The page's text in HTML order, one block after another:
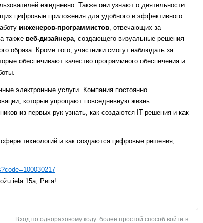
ежедневно. Также они узнают о деятельности
цифровые приложения для удобного и эффективного
инженеров-программистов, отвечающих за
также веб-дизайнера, создающего визуальные решения
образа. Кроме того, участники смогут наблюдать за
обеспечивают качество программного обеспечения и
электронные услуги. Компания постоянно
которые упрощают повседневную жизнь
из первых рук узнать, как создаются IT-решения и как
технологий и как создаются цифровые решения,
iela 15a, Рига!
Вход по одноразовому коду: более простой способ войти в